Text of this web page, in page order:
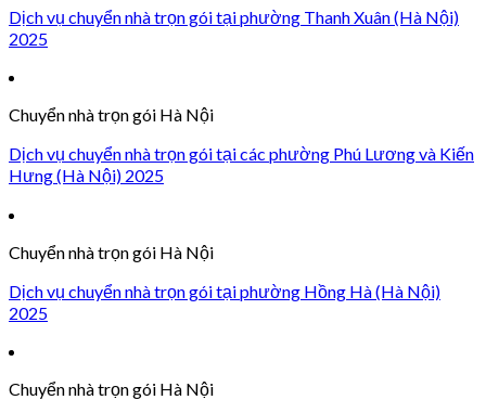
Dịch vụ chuyển nhà trọn gói tại phường Thanh Xuân (Hà Nội)
2025
Chuyển nhà trọn gói Hà Nội
Dịch vụ chuyển nhà trọn gói tại các phường Phú Lương và Kiến
Hưng (Hà Nội) 2025
Chuyển nhà trọn gói Hà Nội
Dịch vụ chuyển nhà trọn gói tại phường Hồng Hà (Hà Nội)
2025
Chuyển nhà trọn gói Hà Nội